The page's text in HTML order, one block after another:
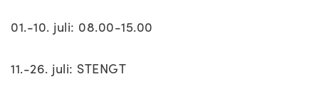
01.-10. juli: 08.00-15.00
11.-26. juli: STENGT